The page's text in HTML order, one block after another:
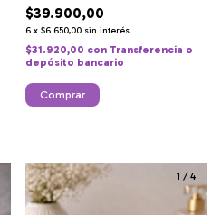
$39.900,00
6 x $6.650,00 sin interés
$31.920,00 con Transferencia o
depósito bancario
Comprar
1 /4